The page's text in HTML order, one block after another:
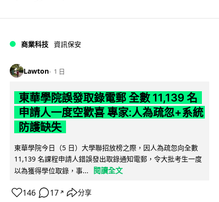
商業科技 資訊保安
Lawton 1 日
東華學院誤發取錄電郵 全數 11,139 名
申請人一度空歡喜 專家:人為疏忽+系統
防護缺失
東華學院今日（5 日）大學聯招放榜之際，因人為疏忽向全數
11,139 名課程申請人錯誤發出取錄通知電郵，令大批考生一度
以為獲得學位取錄，事...
閱讀全文
146 17 ↗ 分享